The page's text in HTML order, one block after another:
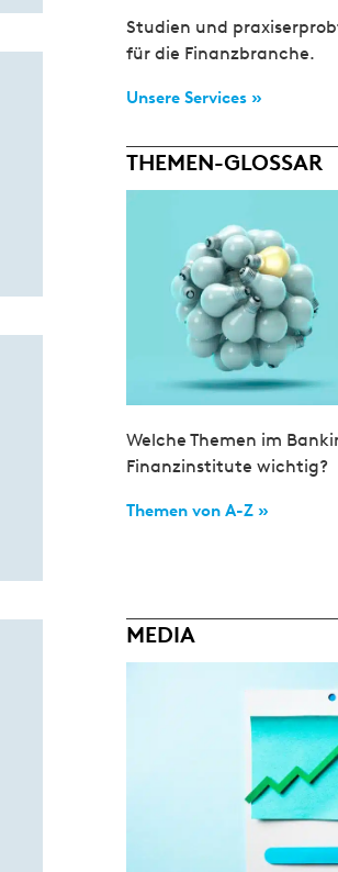
Studien und
für die Finanzbranche.
Unsere Services »
THEMEN-GLOSSAR
Welche Themen im
Finanzinstitute wichtig?
Themen von A-Z »
MEDIA